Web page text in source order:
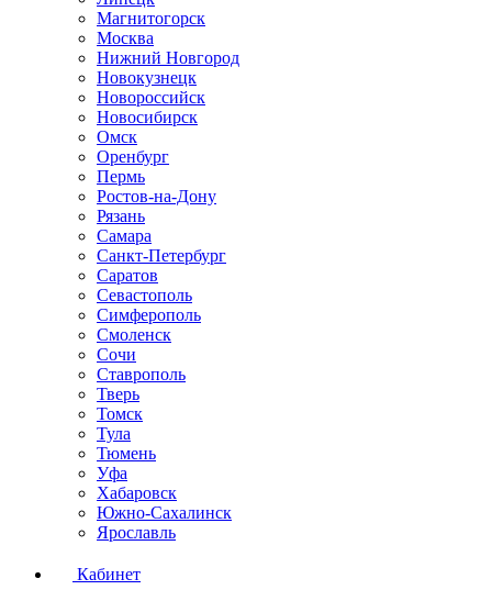
Магнитогорск
Москва
Нижний Новгород
Новокузнецк
Новороссийск
Новосибирск
Омск
Оренбург
Пермь
Ростов-на-Дону
Рязань
Самара
Санкт-Петербург
Саратов
Севастополь
Симферополь
Смоленск
Сочи
Ставрополь
Тверь
Томск
Тула
Тюмень
Уфа
Хабаровск
Южно-Сахалинск
Ярославль
Кабинет